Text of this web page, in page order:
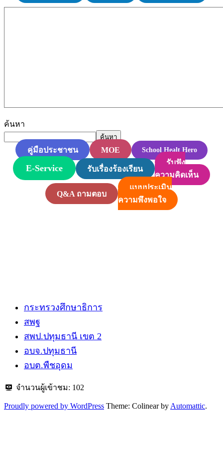
ค้นหา
ค้นหา
คู่มือประชาชน MOE School Healt Hero
E-Service รับเรื่องร้องเรียน
รับฟัง
ความคิดเห็น
Q&A ถามตอบ
แบบประเมิน
ความพึงพอใจ
กระทรวงศึกษาธิการ
สพฐ
สพป.ปทุมธานี​ เขต 2
อบจ.ปทุมธานี
อบต.พืชอุดม
จำนวนผู้เข้าชม: 102
Proudly powered by WordPress Theme: Colinear by Automattic.